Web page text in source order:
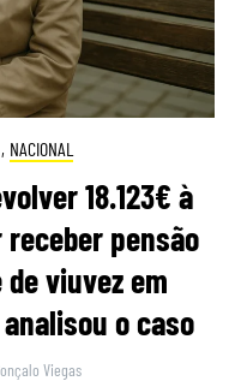
, NACIONAL
18.123€ à
pensão
viuvez em
o caso
Viegas